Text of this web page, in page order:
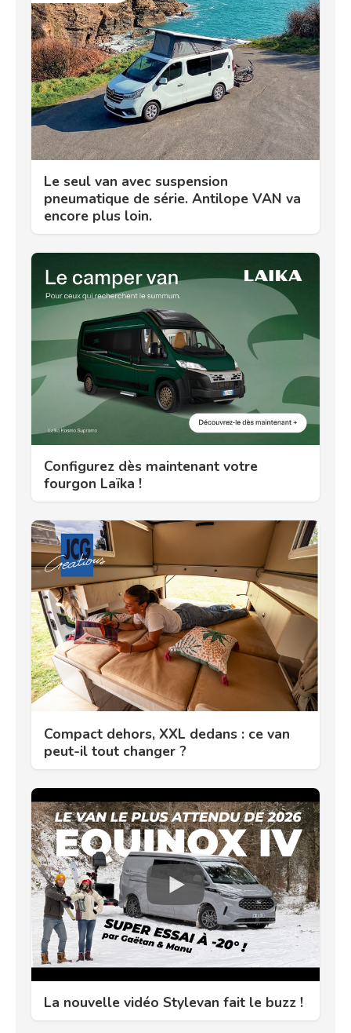
Le seul van avec suspension
pneumatique de série. Antilope VAN va
encore plus loin.
Configurez dès maintenant votre
fourgon Laïka !
Compact dehors, XXL dedans : ce van
peut-il tout changer ?
La nouvelle vidéo Stylevan fait le buzz !